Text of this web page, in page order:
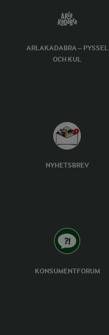
ARLAKADABRA – PYSSEL
OCH KUL
NYHETSBREV
KONSUMENTFORUM